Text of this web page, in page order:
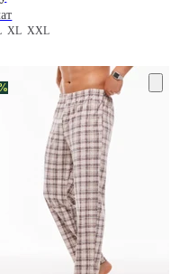
XLXXL